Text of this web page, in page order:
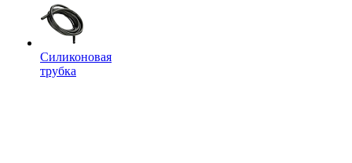
Силиконовая
трубка